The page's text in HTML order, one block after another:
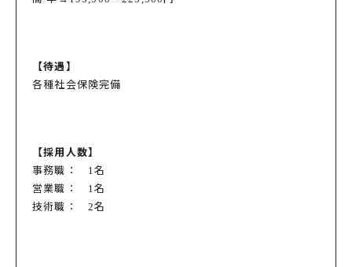
【待遇】
各種社会保険完備
【採用人数】
事務職： 1名
営業職： 1名
技術職： 2名